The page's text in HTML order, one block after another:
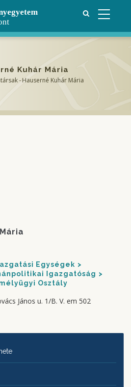
Kuhár Mária
-Hauserné Kuhár Mária
Egységek
Igazgatóság
Osztály
János u. 1/B. V. em 502